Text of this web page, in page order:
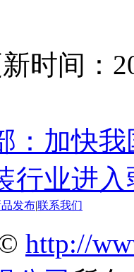
时间：
：加快
行业进
发布联系我们
http://